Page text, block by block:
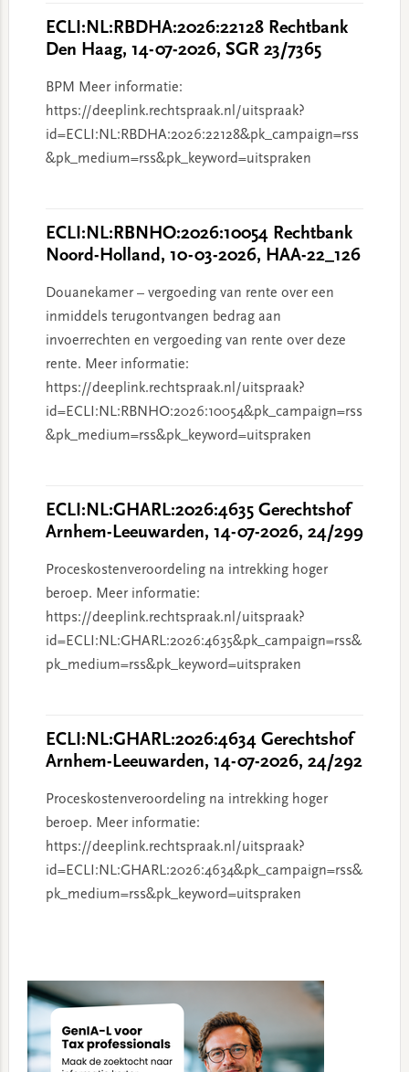
ECLI:NL:RBDHA:2026:22128 Rechtbank
Den Haag, 14-07-2026, SGR 23/7365
BPM Meer informatie:
https://deeplink.rechtspraak.nl/uitspraak?
id=ECLI:NL:RBDHA:2026:22128&pk_campaign=rss
&pk_medium=rss&pk_keyword=uitspraken
ECLI:NL:RBNHO:2026:10054 Rechtbank
Noord-Holland, 10-03-2026, HAA-22_126
Douanekamer – vergoeding van rente over een
inmiddels terugontvangen bedrag aan
invoerrechten en vergoeding van rente over deze
rente. Meer informatie:
https://deeplink.rechtspraak.nl/uitspraak?
id=ECLI:NL:RBNHO:2026:10054&pk_campaign=rss
&pk_medium=rss&pk_keyword=uitspraken
ECLI:NL:GHARL:2026:4635 Gerechtshof
Arnhem-Leeuwarden, 14-07-2026, 24/299
Proceskostenveroordeling na intrekking hoger
beroep. Meer informatie:
https://deeplink.rechtspraak.nl/uitspraak?
id=ECLI:NL:GHARL:2026:4635&pk_campaign=rss&
pk_medium=rss&pk_keyword=uitspraken
ECLI:NL:GHARL:2026:4634 Gerechtshof
Arnhem-Leeuwarden, 14-07-2026, 24/292
Proceskostenveroordeling na intrekking hoger
beroep. Meer informatie:
https://deeplink.rechtspraak.nl/uitspraak?
id=ECLI:NL:GHARL:2026:4634&pk_campaign=rss&
pk_medium=rss&pk_keyword=uitspraken
Sidebar